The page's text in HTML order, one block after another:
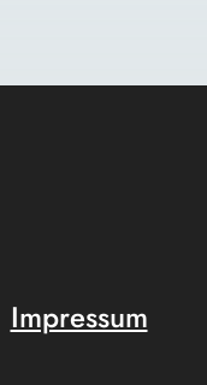
Impressum